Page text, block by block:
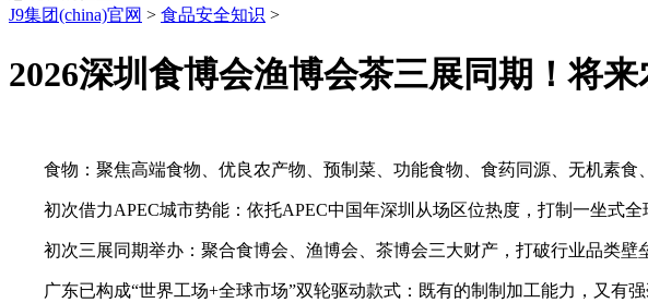
J9集团(china)官网 > 食品安全知识 >
2026深圳食博会渔博会茶三展同期！将
食物：聚焦高端食物、优良农产物、预制菜、功能食物、食药同源、无机素食
初次借力APEC城市势能：依托APEC中国年深圳从场区位热度，打制一坐式全
初次三展同期举办：聚合食博会、渔博会、茶博会三大财产，打破行业品类壁
广东已构成“世界工场+全球市场”双轮驱动款式：既有的制制加工能力，又有